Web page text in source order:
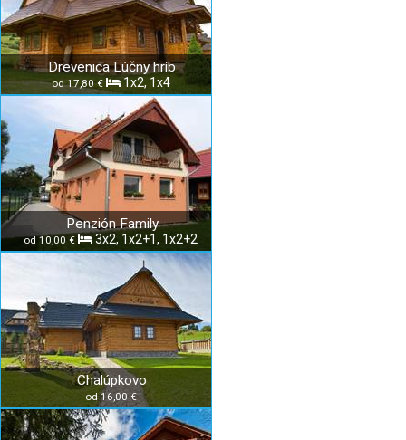
Drevenica Lúčny hríb
od 17,80 € 1x2, 1x4
Penzión Family
od 10,00 € 3x2, 1x2+1, 1x2+2
Chalúpkovo
od 16,00 €